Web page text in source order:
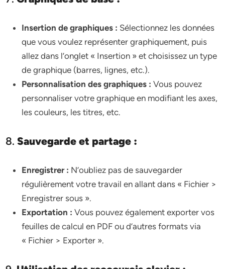
Insertion de graphiques : Sélectionnez les données
que vous voulez représenter graphiquement, puis
allez dans l’onglet « Insertion » et choisissez un type
de graphique (barres, lignes, etc.).
Personnalisation des graphiques : Vous pouvez
personnaliser votre graphique en modifiant les axes,
les couleurs, les titres, etc.
8.Sauvegarde et partage :
Enregistrer : N’oubliez pas de sauvegarder
régulièrement votre travail en allant dans « Fichier >
Enregistrer sous ».
Exportation : Vous pouvez également exporter vos
feuilles de calcul en PDF ou d’autres formats via
« Fichier > Exporter ».